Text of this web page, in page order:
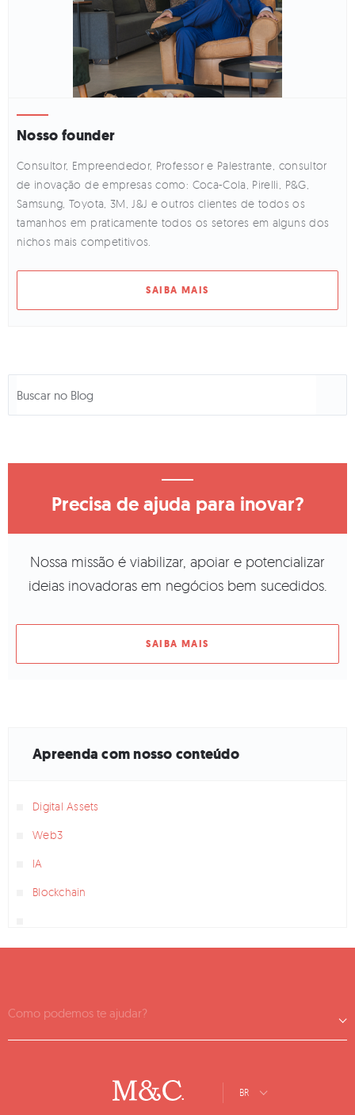
Nosso founder
Consultor, Empreendedor, Professor e Palestrante, consultor
de inovação de empresas como: Coca-Cola, Pirelli, P&G,
Samsung, Toyota, 3M, J&J e outros clientes de todos os
tamanhos em praticamente todos os setores em alguns dos
nichos mais competitivos.
SAIBA MAIS
Precisa de ajuda para inovar?
Nossa missão é viabilizar, apoiar e potencializar
ideias inovadoras em negócios bem sucedidos.
SAIBA MAIS
Apreenda com nosso conteúdo
Digital Assets
Web3
IA
Blockchain
Como podemos te ajudar?
BR